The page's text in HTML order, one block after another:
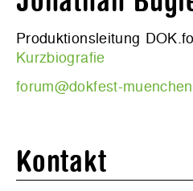
Produktionsleitung
Kurzbiografie
forum@dokfest-
Kontakt